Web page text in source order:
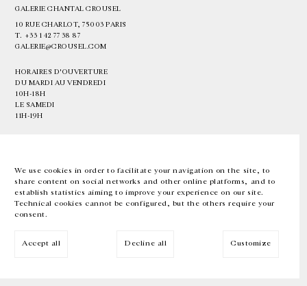
We use cookies in order to facilitate your navigation on the site, to
share content on social networks and other online platforms, and to
establish statistics aiming to improve your experience on our site.
Technical cookies cannot be configured, but the others require your
consent.
Accept all Decline all Customize
GALERIE CHANTAL CROUSEL
10 RUE CHARLOT, 75003 PARIS
T. +33 1 42 77 38 87
GALERIE@CROUSEL.COM
HORAIRES D'OUVERTURE
DU MARDI AU VENDREDI
10H-18H
LE SAMEDI
11H-19H
EN FR 中文 Facebook Instagram
Inscrivez-vous à notre newsletter